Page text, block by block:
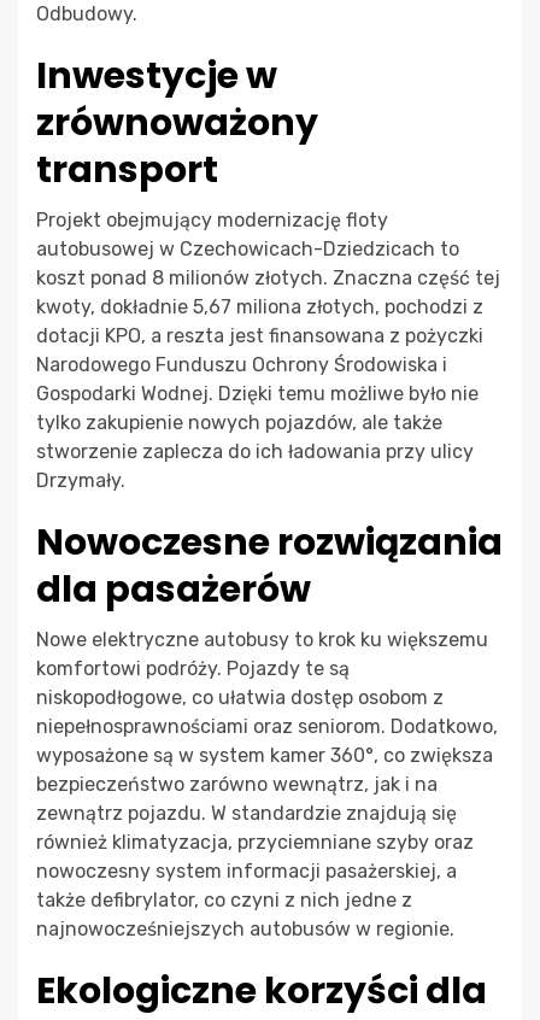
Odbudowy.
Inwestycje w
zrównoważony
transport
Projekt obejmujący modernizację floty
autobusowej w Czechowicach-Dziedzicach to
koszt ponad 8 milionów złotych. Znaczna część tej
kwoty, dokładnie 5,67 miliona złotych, pochodzi z
dotacji KPO, a reszta jest finansowana z pożyczki
Narodowego Funduszu Ochrony Środowiska i
Gospodarki Wodnej. Dzięki temu możliwe było nie
tylko zakupienie nowych pojazdów, ale także
stworzenie zaplecza do ich ładowania przy ulicy
Drzymały.
Nowoczesne rozwiązania
dla pasażerów
Nowe elektryczne autobusy to krok ku większemu
komfortowi podróży. Pojazdy te są
niskopodłogowe, co ułatwia dostęp osobom z
niepełnosprawnościami oraz seniorom. Dodatkowo,
wyposażone są w system kamer 360°, co zwiększa
bezpieczeństwo zarówno wewnątrz, jak i na
zewnątrz pojazdu. W standardzie znajdują się
również klimatyzacja, przyciemniane szyby oraz
nowoczesny system informacji pasażerskiej, a
także defibrylator, co czyni z nich jedne z
najnowocześniejszych autobusów w regionie.
Ekologiczne korzyści dla